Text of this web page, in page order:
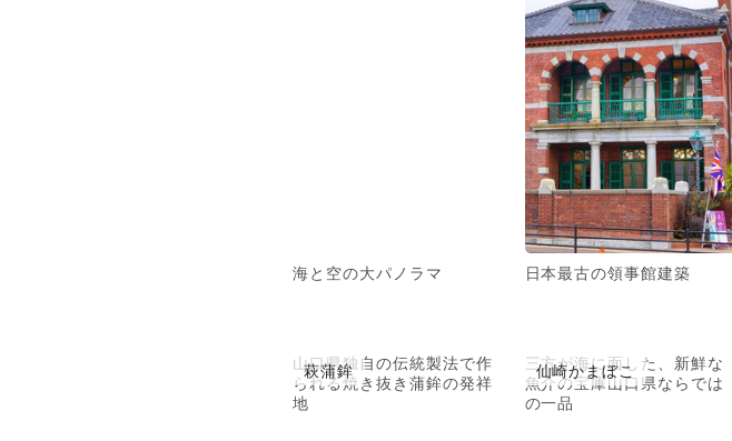
海と空の大パノラマ 日本最古の領事館建築
萩蒲鉾
山口県独自の伝統製法で作
られる焼き抜き蒲鉾の発祥
地
仙崎かまぼこ
三方が海に面した、新鮮な
魚介の宝庫山口県ならでは
の一品